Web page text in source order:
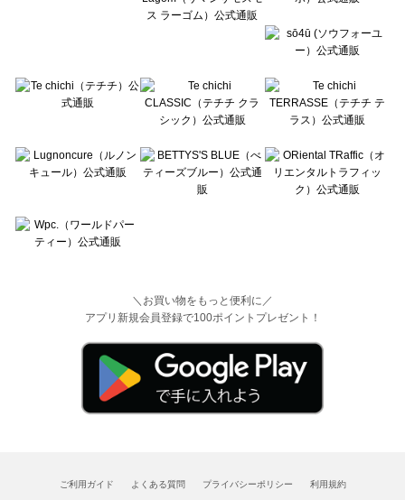
＼お買い物をもっと便利に／
アプリ新規会員登録で100ポイントプレゼント！
ご利用ガイド よくある質問 プライバシーポリシー 利用規約